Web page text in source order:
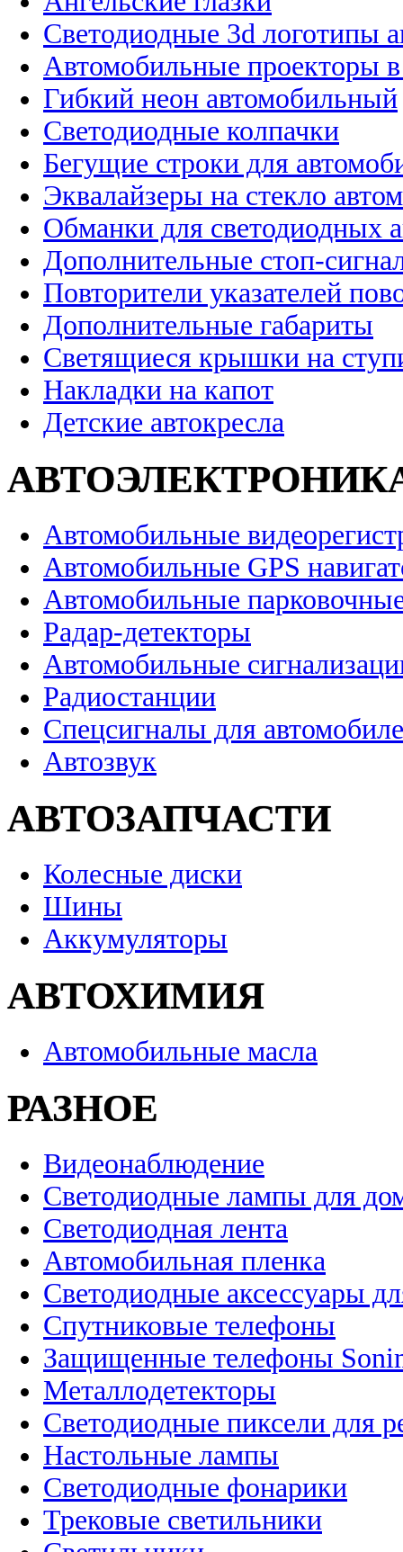
Светодиодные 3d логотипы
Автомобильные проекторы
Гибкий неон автомобильный
Светодиодные колпачки
Бегущие строки для
Эквалайзеры на стекло
Обманки для светодиодных
Дополнительные стоп-
Повторители указателей
Дополнительные габариты
Светящиеся крышки на
Накладки на капот
Детские автокресла
Автомобильные
Автомобильные GPS
Автомобильные
Радар-детекторы
Автомобильные
Радиостанции
Спецсигналы для
Автозвук
АВТОЗАПЧАСТИ
Колесные диски
Шины
Аккумуляторы
АВТОХИМИЯ
Автомобильные масла
РАЗНОЕ
Видеонаблюдение
Светодиодные лампы для
Светодиодная лента
Автомобильная пленка
Светодиодные аксессуары
Спутниковые телефоны
Защищенные телефоны
Металлодетекторы
Светодиодные пиксели для
Настольные лампы
Светодиодные фонарики
Трековые светильники